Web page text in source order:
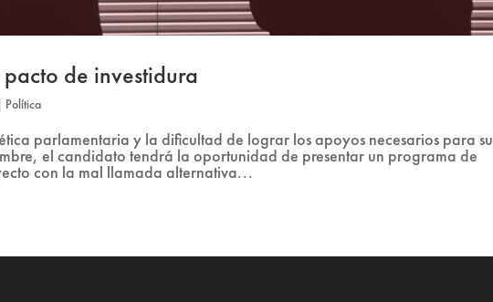
de investidura
Política
parlamentaria y la dificultad de lograr los apoyos necesarios para su
el candidato tendrá la oportunidad de presentar un programa de
con la mal llamada alternativa...